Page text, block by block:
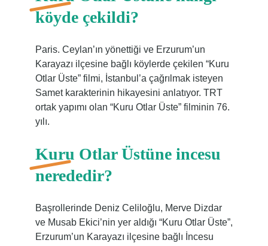
köyde çekildi?
Paris. Ceylan’ın yönettiği ve Erzurum’un
Karayazı ilçesine bağlı köylerde çekilen “Kuru
Otlar Üste” filmi, İstanbul’a çağrılmak isteyen
Samet karakterinin hikayesini anlatıyor. TRT
ortak yapımı olan “Kuru Otlar Üste” filminin 76.
yılı.
Kuru Otlar Üstüne incesu
nerededir?
Başrollerinde Deniz Celiloğlu, Merve Dizdar
ve Musab Ekici’nin yer aldığı “Kuru Otlar Üste”,
Erzurum’un Karayazı ilçesine bağlı İncesu